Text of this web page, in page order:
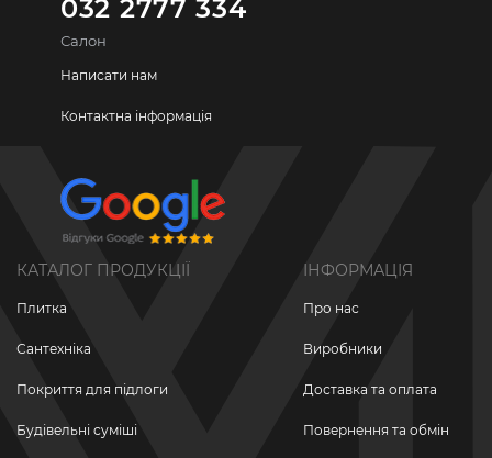
032 2777 334
Салон
Написати нам
Контактна інформація
КАТАЛОГ ПРОДУКЦІЇ
Плитка
Сантехніка
Покриття для підлоги
Будівельні суміші
ІНФОРМАЦІЯ
Про нас
Виробники
Доставка та оплата
Повернення та обмін